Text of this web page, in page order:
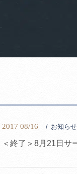
2017 08/16 お知らせ
＜終了＞8月21日サ